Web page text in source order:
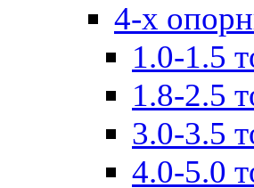
4-х
1.0-1.5
1.8-2.5
3.0-3.5
4.0-5.0